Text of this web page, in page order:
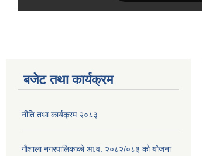
बजेट तथा कार्यक्रम
नीति तथा कार्यक्रम २०८३
गौशाला नगरपालिकाको आ.व. २०८२/०८३ को योजना